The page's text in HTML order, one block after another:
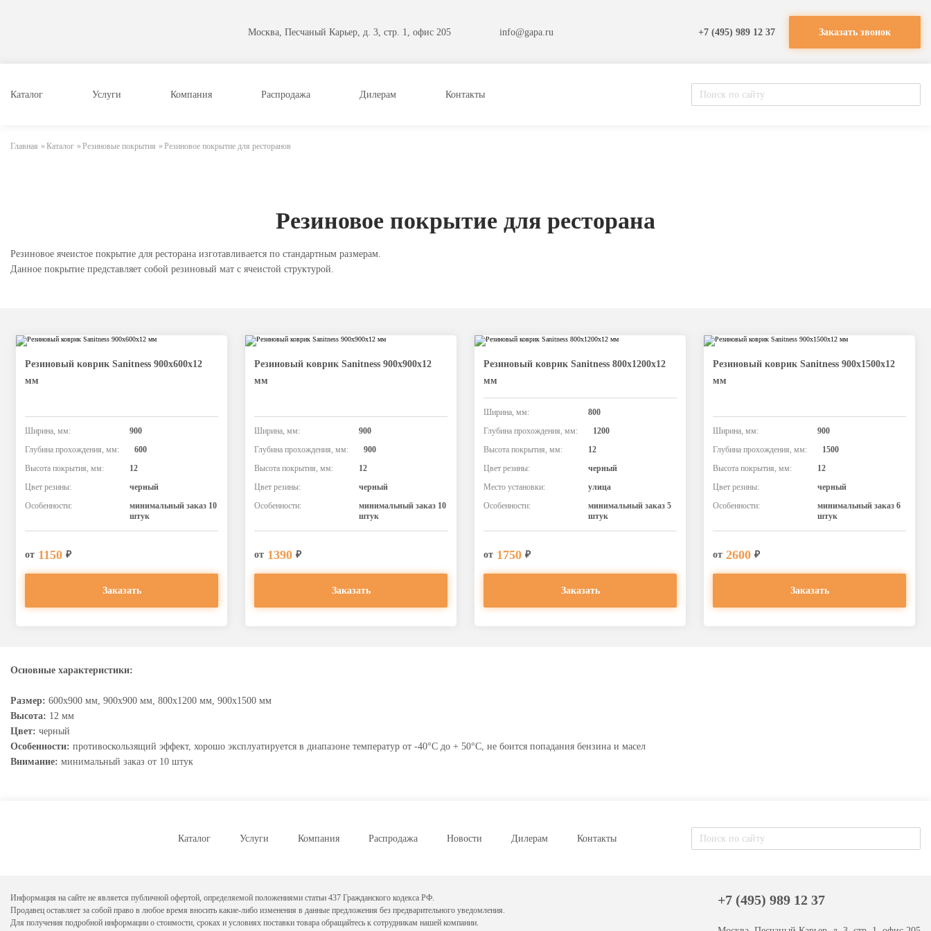
Москва, Песчаный Карьер, д. 3, стр. 1, офис 205 info@gapa.ru +7 (495) 989 12 37 Заказать звонок
Каталог Услуги Компания Распродажа Дилерам Контакты
Главная »Каталог »Резиновые покрытия »Резиновое покрытие для ресторанов
Резиновое покрытие для ресторана
Резиновое ячеистое покрытие для ресторана изготавливается по стандартным размерам.
Данное покрытие представляет собой резиновый мат с ячеистой структурой.
Резиновый коврик Sanitness 900х600х12
мм
Ширина, мм:
900
Глубина прохождения, мм:
600
Высота покрытия, мм:
12
Цвет резины:
черный
Особенности:
минимальный заказ 10
штук
от 1150 ₽
Заказать
Резиновый коврик Sanitness 900х900х12
мм
Ширина, мм:
900
Глубина прохождения, мм:
900
Высота покрытия, мм:
12
Цвет резины:
черный
Особенности:
минимальный заказ 10
штук
от 1390 ₽
Заказать
Резиновый коврик Sanitness 800х1200х12
мм
Ширина, мм:
800
Глубина прохождения, мм:
1200
Высота покрытия, мм:
12
Цвет резины:
черный
Место установки:
улица
Особенности:
минимальный заказ 5
штук
от 1750 ₽
Заказать
Резиновый коврик Sanitness 900х1500х12
мм
Ширина, мм:
900
Глубина прохождения, мм:
1500
Высота покрытия, мм:
12
Цвет резины:
черный
Особенности:
минимальный заказ 6
штук
от 2600 ₽
Заказать
Основные характеристики:
Размер: 600х900 мм, 900x900 мм, 800х1200 мм, 900х1500 мм
Высота: 12 мм
Цвет: черный
Особенности: противоскользящий эффект, хорошо эксплуатируется в диапазоне температур от -40°С до + 50°С, не боится попадания бензина и масел
Внимание: минимальный заказ от 10 штук
Каталог Услуги Компания Распродажа Новости Дилерам Контакты
Информация на сайте не является публичной офертой, определяемой положениями статьи 437 Гражданского кодекса РФ.
Продавец оставляет за собой право в любое время вносить какие-либо изменения в данные предложения без предварительного уведомления.
Для получения подробной информации о стоимости, сроках и условиях поставки товара обращайтесь к сотрудникам нашей компании.
+7 (495) 989 12 37